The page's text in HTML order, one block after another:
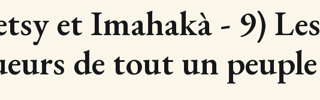
et Imahakà - 9) Les
de tout un peuple